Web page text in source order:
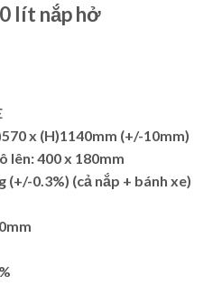
lít nắp hở
x (H)1140mm (+/-10mm)
lên: 400 x 180mm
0.3%) (cả nắp + bánh xe)